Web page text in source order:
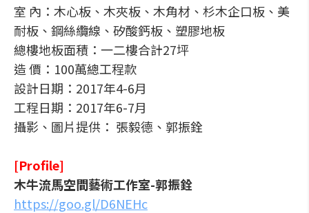
室 內：木心板、木夾板、木角材、杉木企口板、美
耐板、鋼絲纜線、矽酸鈣板、塑膠地板
總樓地板面積：一二樓合計27坪
造 價：100萬總工程款
設計日期：2017年4-6月
工程日期：2017年6-7月
攝影、圖片提供： 張毅德、郭振銓
[Profile]
木牛流馬空間藝術工作室-郭振銓
https://goo.gl/D6NEHc